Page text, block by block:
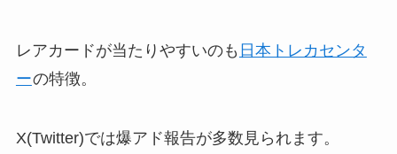
レアカードが当たりやすいのも 日本トレカセンタ
ーの特徴。
X(Twitter)では爆アド報告が多数見られます。